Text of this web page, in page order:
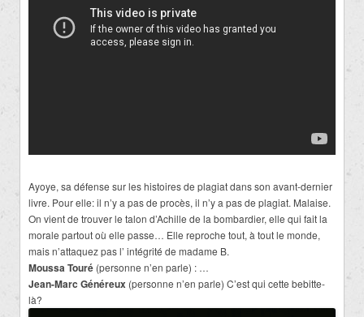
Ayoye, sa défense sur les histoires de plagiat dans son avant-dernier
livre. Pour elle: il n’y a pas de procès, il n’y a pas de plagiat. Malaise.
On vient de trouver le talon d’Achille de la bombardier, elle qui fait la
morale partout où elle passe… Elle reproche tout, à tout le monde,
mais n’attaquez pas l’ intégrité de madame B.
Moussa Touré (personne n’en parle) : …
Jean-Marc Généreux (personne n’en parle) C’est qui cette bebitte-
là?